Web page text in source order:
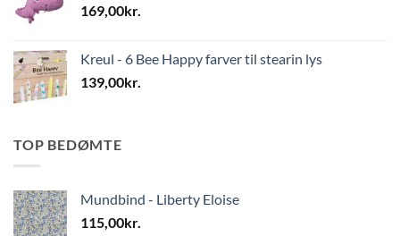
169,00kr.
Kreul - 6 Bee Happy farver til stearin lys
139,00kr.
TOP BEDØMTE
Mundbind - Liberty Eloise
115,00kr.